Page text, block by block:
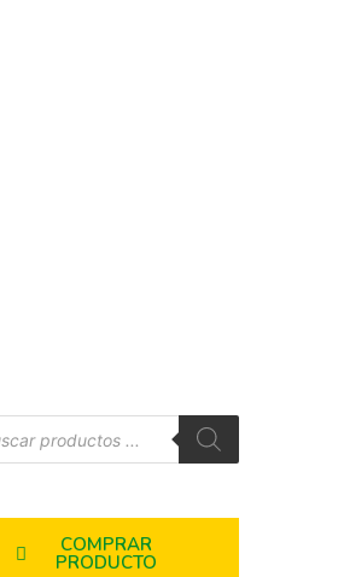
COMPRAR
PRODUCTO